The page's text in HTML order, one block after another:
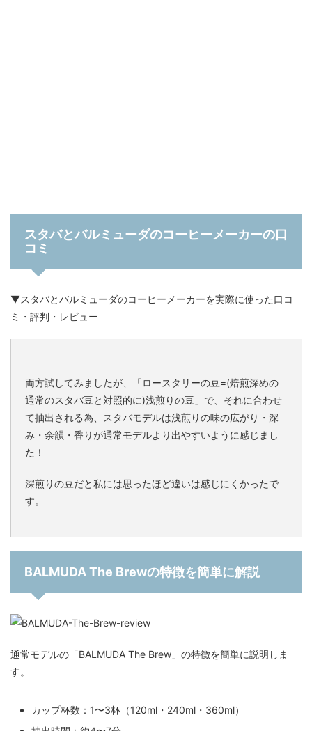
スタバとバルミューダのコーヒーメーカーの口
コミ
▼スタバとバルミューダのコーヒーメーカーを実際に使った口コ
ミ・評判・レビュー
両方試してみましたが、「ロースタリーの豆=(焙煎深めの
通常のスタバ豆と対照的に)浅煎りの豆」で、それに合わせ
て抽出される為、スタバモデルは浅煎りの味の広がり・深
み・余韻・香りが通常モデルより出やすいように感じまし
た！
深煎りの豆だと私には思ったほど違いは感じにくかったで
す。
BALMUDA The Brewの特徴を簡単に解説
通常モデルの「BALMUDA The Brew」の特徴を簡単に説明しま
す。
カップ杯数：1〜3杯（120ml・240ml・360ml）